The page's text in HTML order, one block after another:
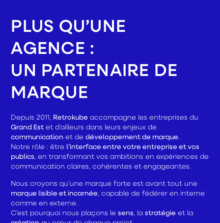
PLUS QU’UNE
AGENCE :
UN PARTENAIRE DE
MARQUE
Depuis 2011, Retrokube accompagne les entreprises du
Grand Est et d’ailleurs dans leurs enjeux de
communication et dedéveloppement de marque.
Notre rôle : être l’interface entre votre entreprise et vos
publics, en transformant vos ambitions en expériences de
communication claires, cohérentes et engageantes.
Nous croyons qu’une marque forte est avant tout une
marque lisible et incarnée, capable de fédérer en interne
comme en externe.
C’est pourquoi nous plaçons lesens, lastratégie et la